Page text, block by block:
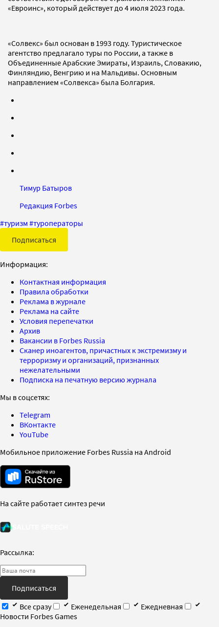
«Евроинс», который действует до 4 июля 2023 года.
«Солвекс» был основан в 1993 году. Туристическое
агентство предлагало туры по России, а также в
Объединенные Арабские Эмираты, Израиль, Словакию,
Финляндию, Венгрию и на Мальдивы. Основным
направлением «Солвекса» была Болгария.
Тимур Батыров
Редакция Forbes
#туризм #туроператоры
Подписаться
Информация:
Контактная информация
Правила обработки
Реклама в журнале
Реклама на сайте
Условия перепечатки
Архив
Вакансии в Forbes Russia
Сканер иноагентов, причастных к экстремизму и
терроризму и организаций, признанных
нежелательными
Подписка на печатную версию журнала
Мы в соцсетях:
Telegram
ВКонтакте
YouTube
Мобильное приложение Forbes Russia на Android
На сайте работает синтез речи
Рассылка:
Подписаться
Все сразу
Еженедельная
Ежедневная
Новости Forbes Games